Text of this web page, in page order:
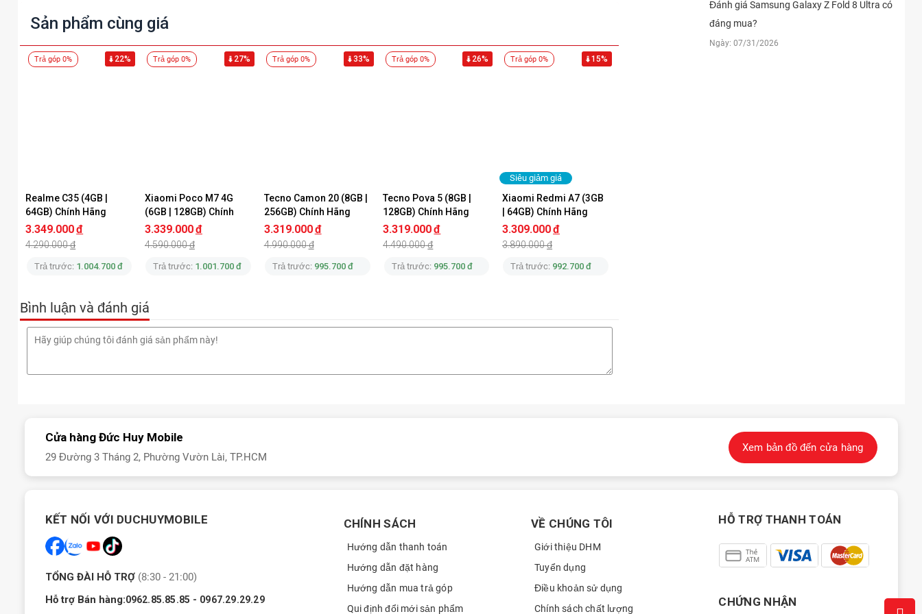
Sản phẩm cùng giá
Trả góp 0% 22%
Realme C35 (4GB |
64GB) Chính Hãng
3.349.000đ
4.290.000đ
Trả trước: 1.004.700 đ
Trả góp 0% 27%
Xiaomi Poco M7 4G
(6GB | 128GB) Chính
Hãng
3.339.000đ
4.590.000đ
Trả trước: 1.001.700 đ
Trả góp 0% 33%
Tecno Camon 20 (8GB |
256GB) Chính Hãng
3.319.000đ
4.990.000đ
Trả trước: 995.700 đ
Trả góp 0% 26%
Tecno Pova 5 (8GB |
128GB) Chính Hãng
3.319.000đ
4.490.000đ
Trả trước: 995.700 đ
Trả góp 0% 15%
Siêu giảm giá
Xiaomi Redmi A7 (3GB
| 64GB) Chính Hãng
3.309.000đ
3.890.000đ
Trả trước: 992.700 đ
Bình luận và đánh giá
Đánh giá Samsung Galaxy Z Fold 8 Ultra có
đáng mua?
Ngày: 07/31/2026
Cửa hàng Đức Huy Mobile
29 Đường 3 Tháng 2, Phường Vườn Lài, TP.HCM
Xem bản đồ đến cửa hàng
KẾT NỐI VỚI DUCHUYMOBILE
TỔNG ĐÀI HỖ TRỢ (8:30 - 21:00)
Hỗ trợ Bán hàng:0962.85.85.85 - 0967.29.29.29
CHÍNH SÁCH
Hướng dẫn thanh toán
Hướng dẫn đặt hàng
Hướng dẫn mua trả góp
Qui định đổi mới sản phẩm
VỀ CHÚNG TÔI
Giới thiệu DHM
Tuyển dụng
Điều khoản sử dụng
Chính sách chất lượng
HỖ TRỢ THANH TOÁN
CHỨNG NHẬN